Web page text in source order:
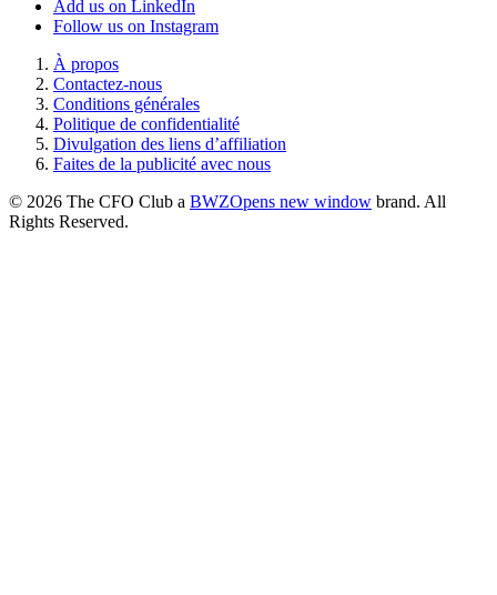
Add us on LinkedIn
Follow us on Instagram
À propos
Contactez-nous
Conditions générales
Politique de confidentialité
Divulgation des liens d’affiliation
Faites de la publicité avec nous
© 2026 The CFO Club a BWZOpens new window brand. All
Rights Reserved.